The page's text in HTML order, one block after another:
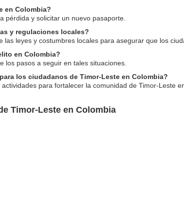
en Colombia?
pérdida y solicitar un nuevo pasaporte.
y regulaciones locales?
leyes y costumbres locales para asegurar que los
en Colombia?
los pasos a seguir en tales situaciones.
los ciudadanos de Timor-Leste en Colombia?
para fortalecer la comunidad de Timor-Leste
Timor-Leste en Colombia